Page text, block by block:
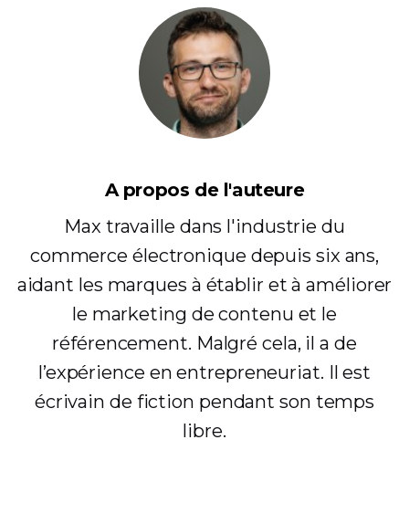
A propos de l'auteure
Max travaille dans l'industrie du
commerce électronique depuis six ans,
aidant les marques à établir et à améliorer
le marketing de contenu et le
référencement. Malgré cela, il a de
l’expérience en entrepreneuriat. Il est
écrivain de fiction pendant son temps
libre.